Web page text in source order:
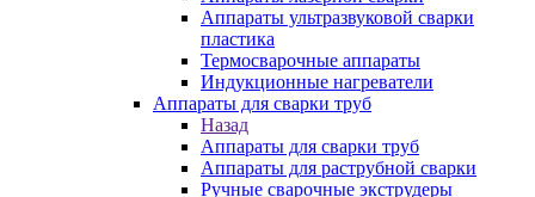
Аппараты ультразвуковой сварки
пластика
Термосварочные аппараты
Индукционные нагреватели
Аппараты для сварки труб
Назад
Аппараты для сварки труб
Аппараты для раструбной сварки
Ручные сварочные экструдеры